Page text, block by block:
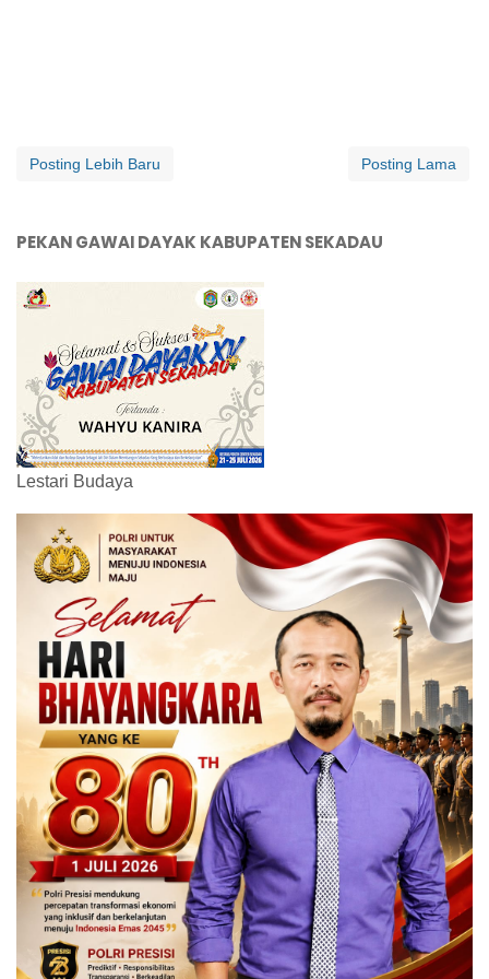
Posting Lebih Baru Posting Lama
PEKAN GAWAI DAYAK KABUPATEN SEKADAU
Lestari Budaya